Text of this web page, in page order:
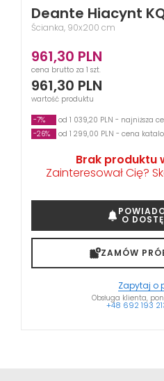
Deante Hiacynt
Ścianka, 90x200 cm
961,30 PLN
cena brutto za 1 szt.
961,30 PLN
wartość produktu
-7%
od 1 039,20 PLN - najniższa
-26%
od 1 299,00 PLN - cena
Brak produktu
Zainteresował Cię?
O
ZAMÓW
Zapytaj o
Obsługa klienta,
+48 692 193